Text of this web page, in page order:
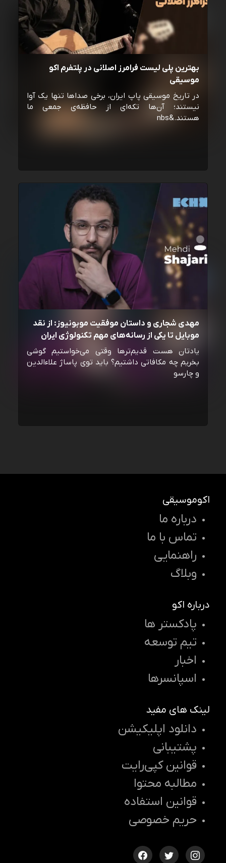
بهترین پلی لیست فرامرز اصلانی در پلتفرم اکو
موسیقی
در تاریخ موسیقی پاپ ایران، برخی صداها تنها یک آوا
نیستند؛ آن‌ها تکه‌ای از حافظه‌ی جمعی ما
هستند.&nbs
مهدی شجاری و داستان موفقیت موبونیوز: از نقد
موبایل تا یکی از رسانه‌‌های مهم تکنولوژی ایران
یادتان هست قدیم‌ترها وقتی می‌خواستیم گوشی
بخریم چه مکافاتی داشتیم؟ باید توی پاساژ علاءالدین
و چارسو
اکوموسیقی
درباره ما
تماس با ما
راهنمایی
وبلاگ
درباره اکو
پادکستر ها
تیم توسعه
اخبار
اسپانسرها
لینک های مفید
دانلود اپلیکیشن
پشتیبانی
قوانین کپی‌رایت
مطالبه محتوا
قوانین استفاده
حریم خصوصی